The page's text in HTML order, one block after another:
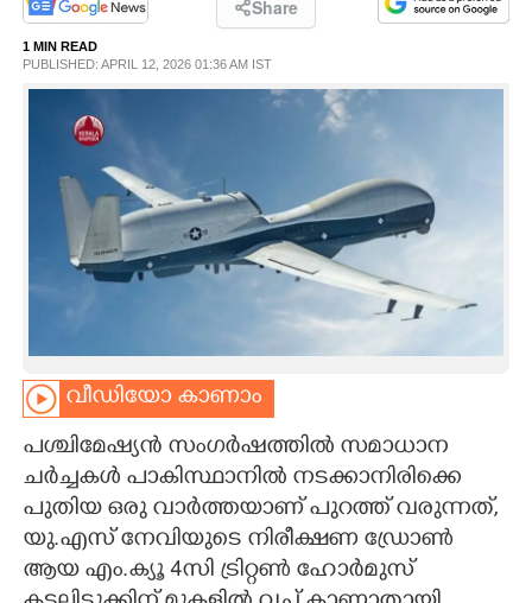
SPIRITUAL
INFO+
ASTRO
CARTOONS
LITERATURE
ZOOM
Share
1 MIN READ
PUBLISHED: APRIL 12, 2026 01:36 AM IST
വീഡിയോ കാണാം
പശ്ചിമേഷ്യൻ സംഗർഷത്തിൽ സമാധാന
ചർച്ചകൾ പാകിസ്ഥാനിൽ നടക്കാനിരിക്കെ
പുതിയ ഒരു വാർത്തയാണ് പുറത്ത് വരുന്നത്,
യു.എസ് നേവിയുടെ നിരീക്ഷണ ഡ്രോൺ
ആയ എം.ക്യൂ 4സി ട്രിറ്റൺ ഹോർമുസ്